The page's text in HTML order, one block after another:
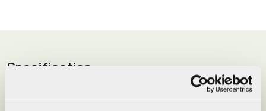
Specificaties
Niet meer leverbaar